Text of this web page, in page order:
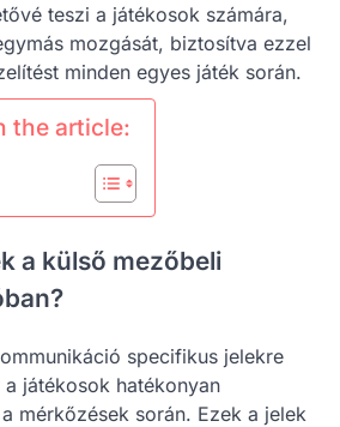
teszi a játékosok számára,
mozgását, biztosítva ezzel
minden egyes játék során.
the article:
a külső mezőbeli
specifikus jelekre
játékosok hatékonyan
mérkőzések során. Ezek a jelek